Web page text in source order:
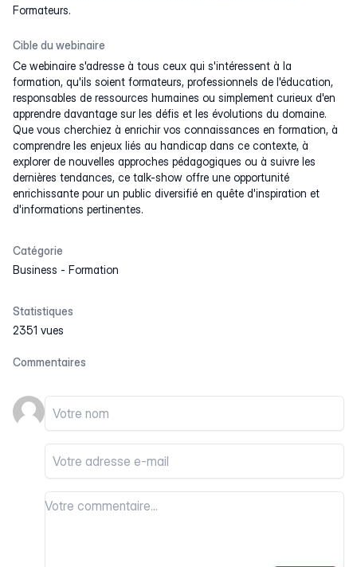
Formateurs.
Cible du webinaire
Ce webinaire s'adresse à tous ceux qui s'intéressent à la
formation, qu'ils soient formateurs, professionnels de l'éducation,
responsables de ressources humaines ou simplement curieux d'en
apprendre davantage sur les défis et les évolutions du domaine.
Que vous cherchiez à enrichir vos connaissances en formation, à
comprendre les enjeux liés au handicap dans ce contexte, à
explorer de nouvelles approches pédagogiques ou à suivre les
dernières tendances, ce talk-show offre une opportunité
enrichissante pour un public diversifié en quête d'inspiration et
d'informations pertinentes.
Catégorie
Business - Formation
Statistiques
2351 vues
Commentaires
Votre nom
Votre email
Votre commentaire
Votre commentaire